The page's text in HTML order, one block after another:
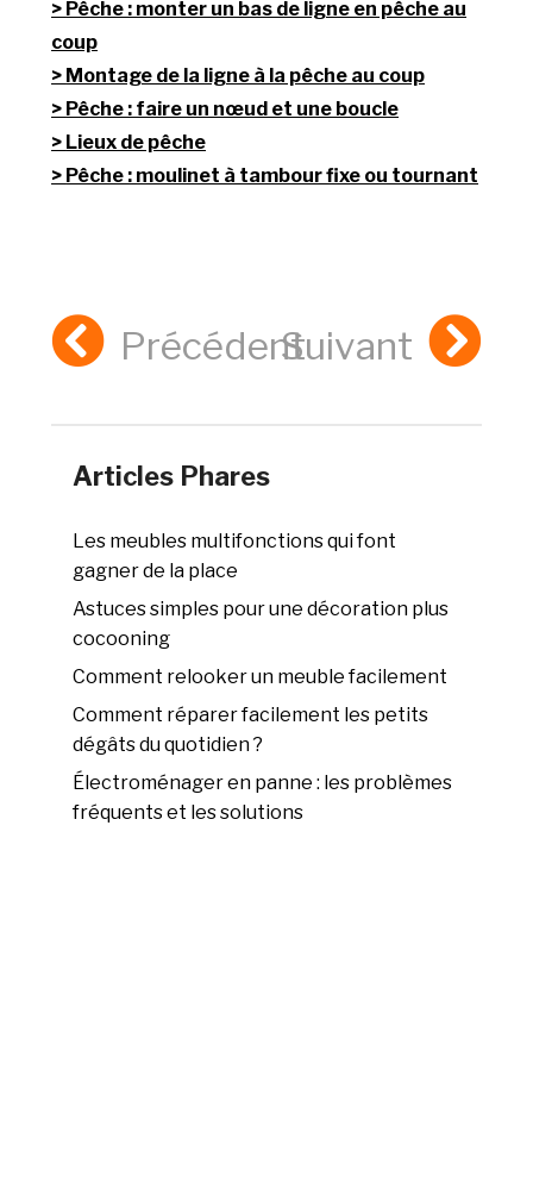
Pêche : monter un bas de ligne en pêche au
coup
Montage de la ligne à la pêche au coup
Pêche : faire un nœud et une boucle
Lieux de pêche
Pêche : moulinet à tambour fixe ou tournant
PrécédentSuivant
Articles Phares
Les meubles multifonctions qui font
gagner de la place
Astuces simples pour une décoration plus
cocooning
Comment relooker un meuble facilement
Comment réparer facilement les petits
dégâts du quotidien ?
Électroménager en panne : les problèmes
fréquents et les solutions